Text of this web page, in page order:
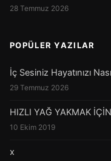
28 Temmuz 2026
POPÜLER YAZILAR
İç Sesiniz Hayatınızı
29 Temmuz 2026
HIZLI YAĞ YAKMAK
10 Ekim 2019
x